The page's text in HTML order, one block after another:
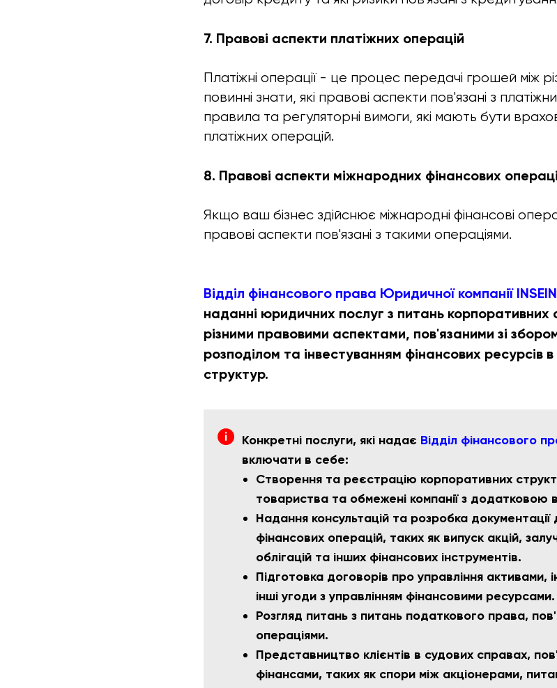
7. Правові аспекти платіжних операцій
Платіжні операції - це процес передачі грошей між
повинні знати, які правові аспекти пов'язані з
правила та регуляторні вимоги, які мають бути
платіжних операцій.
8. Правові аспекти міжнародних фінансових
Якщо ваш бізнес здійснює міжнародні фінансові
правові аспекти пов'язані з такими операціями.
Відділ фінансового права Юридичної компанії
наданні юридичних послуг з питань корпоративних
різними правовими аспектами, пов'язаними зі
розподілом та інвестуванням фінансових ресурсів
структур.
Конкретні послуги, які надає Відділ фінансового
включати в себе:
Створення та реєстрацію корпоративних
товариства та обмежені компанії з додатковою
Надання консультацій та розробка документації
фінансових операцій, таких як випуск акцій,
облігацій та інших фінансових інструментів.
Підготовка договорів про управління активами,
інші угоди з управлінням фінансовими ресурсами.
Розгляд питань з питань податкового права,
операціями.
Представництво клієнтів в судових справах,
фінансами, таких як спори між акціонерами,